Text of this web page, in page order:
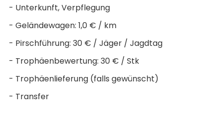
- Unterkunft, Verpflegung
- Geländewagen: 1,0 € / km
- Pirschführung: 30 € / Jäger / Jagdtag
- Trophäenbewertung: 30 € / Stk
- Trophäenlieferung (falls gewünscht)
- Transfer